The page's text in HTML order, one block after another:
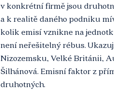
v konkrétní firmě jsou
a k realitě daného podniku
kolik emisí vznikne na
není neřešitelný rébus.
Nizozemsku, Velké Británii,
Šilhánová. Emisní faktor z
druhotných.